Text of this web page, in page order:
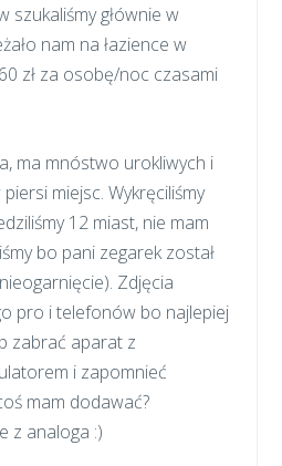
szukaliśmy głównie w
nam na łazience w
zł za osobę/noc czasami
ma mnóstwo urokliwych i
miejsc. Wykręciliśmy
12 miast, nie mam
bo pani zegarek został
Zdjęcia
pro i telefonów bo najlepiej
zabrać aparat z
i zapomnieć
mam dodawać?
z analoga :)